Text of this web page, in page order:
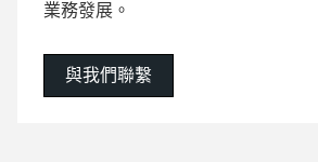
業務發展。
與我們聯繫